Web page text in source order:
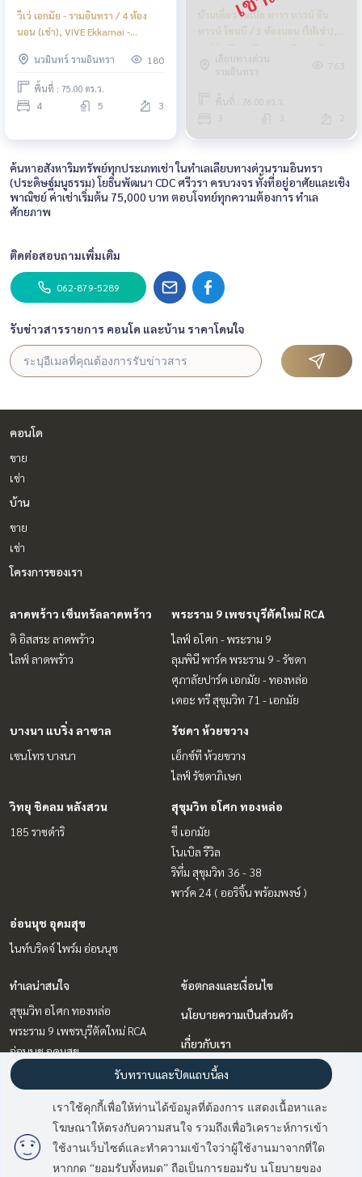
วีเว่ เอกมัย - รามอินทรา / 4 ห้อง
นอน (เช่า), VIVE Ekkamai -
RENT) MNT088
นวมินทร์ รามอินทรา 180
พื้นที่ : 75.00 ตร.ว.
4 5 3
บ้านเดี่ยว โนเบิล ทารา ทาวน์ อิน
ทาวน์ โซนบี / 3 ห้องนอน (ให้เช่า),
Noble Tara Town in Town Zone
B / Detached House 3
Bedrooms (FOR RENT) JANG154
เลียบทางด่วน
รามอินทรา
763
พื้นที่ : 76.00 ตร.ว.
2
ค้นหาอสังหาริมทรัพย์ทุกประเภทเช่า ในทำเลเลียบทางด่วนรามอินทรา
(ประดิษฐ์มนูธรรม) โยธินพัฒนา CDC ศรีวรา ครบวงจร ทั้งที่อยู่อาศัยและเชิง
พาณิชย์ ค่าเช่าเริ่มต้น 75,000 บาท ตอบโจทย์ทุกความต้องการ ทำเล
ศักยภาพ
ติดต่อสอบถามเพิ่มเติม
062-879-5289
รับข่าวสารรายการ คอนโด และบ้าน ราคาโดนใจ
คอนโด
ขาย
เช่า
บ้าน
ขาย
เช่า
โครงการของเรา
ลาดพร้าว เซ็นทรัลลาดพร้าว
ดิ อิสสระ ลาดพร้าว
ไลฟ์ ลาดพร้าว
พระราม 9 เพชรบุรีตัดใหม่ RCA
ไลฟ์ อโศก - พระราม 9
ลุมพินี พาร์ค พระราม 9 - รัชดา
ศุภาลัยปาร์ค เอกมัย - ทองหล่อ
เดอะ ทรี สุขุมวิท 71 - เอกมัย
บางนา แบริ่ง ลาซาล
เซนโทร บางนา
รัชดา ห้วยขวาง
เอ็กซ์ที ห้วยขวาง
ไลฟ์ รัชดาภิเษก
วิทยุ ชิดลม หลังสวน
185 ราชดำริ
สุขุมวิท อโศก ทองหล่อ
ซี เอกมัย
โนเบิล รีวิล
ริทึ่ม สุขุมวิท 36 - 38
พาร์ค 24 ( ออริจิ้น พร้อมพงษ์ )
อ่อนนุช อุดมสุข
ไนท์บริดจ์ ไพร์ม อ่อนนุช
ทำเลน่าสนใจ
สุขุมวิท อโศก ทองหล่อ
พระราม 9 เพชรบุรีตัดใหม่ RCA
อ่อนนุช อุดมสุข
ลาดพร้าว เซ็นทรัลลาดพร้าว
วิทยุ ชิดลม หลังสวน
บางนา แบริ่ง ลาซาล
รัชดา ห้วยขวาง
ข้อตกลงและเงื่อนไข
นโยบายความเป็นส่วนตัว
เกี่ยวกับเรา
วิธีการฝากขาย-เช่า
ติดต่อ
เราใช้คุกกี้เพื่อให้ท่านได้ข้อมูลที่ต้องการ แสดงเนื้อหาและ
โฆษณาให้ตรงกับความสนใจ รวมถึงเพื่อวิเคราะห์การเข้า
ใช้งานเว็บไซต์และทำความเข้าใจว่าผู้ใช้งานมาจากที่ใด
หากกด “ยอมรับทั้งหมด” ถือเป็นการยอมรับ นโยบายของ
รับทราบและปิดแถบนี้ลง